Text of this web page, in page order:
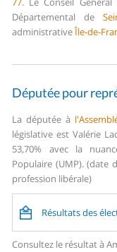
Départemental de
administrativeÎle-de-
Députée pour
La députée à
législative est Valérie
53,70% avec la
Populaire (UMP). (date
profession libérale)
Résultats des
Consultez le résultat à